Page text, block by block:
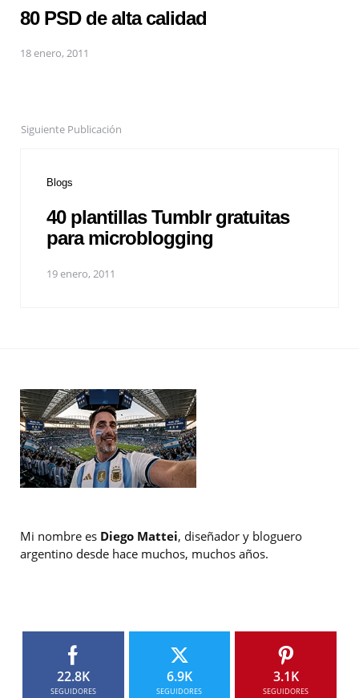
80 PSD de alta calidad
18 enero, 2011
Siguiente Publicación
Blogs
40 plantillas Tumblr gratuitas
para microblogging
19 enero, 2011
Mi nombre es Diego Mattei, diseñador y bloguero
argentino desde hace muchos, muchos años.
22.8K
SEGUIDORES
6.9K
SEGUIDORES
3.1K
SEGUIDORES